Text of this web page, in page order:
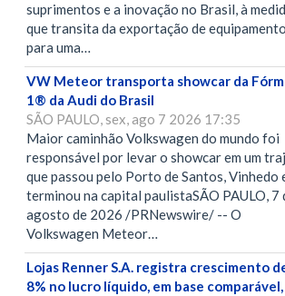
suprimentos e a inovação no Brasil, à
que transita da exportação de
para uma…
VW Meteor transporta showcar da
1® da Audi do Brasil
SÃO PAULO, sex, ago 7 2026 17:35
Maior caminhão Volkswagen do mundo foi
responsável por levar o showcar em um
que passou pelo Porto de Santos, Vinhedo
terminou na capital paulistaSÃO PAULO, 7
agosto de 2026 /PRNewswire/ -- O
Volkswagen Meteor…
Lojas Renner S.A. registra crescimento
8% no lucro líquido, em base